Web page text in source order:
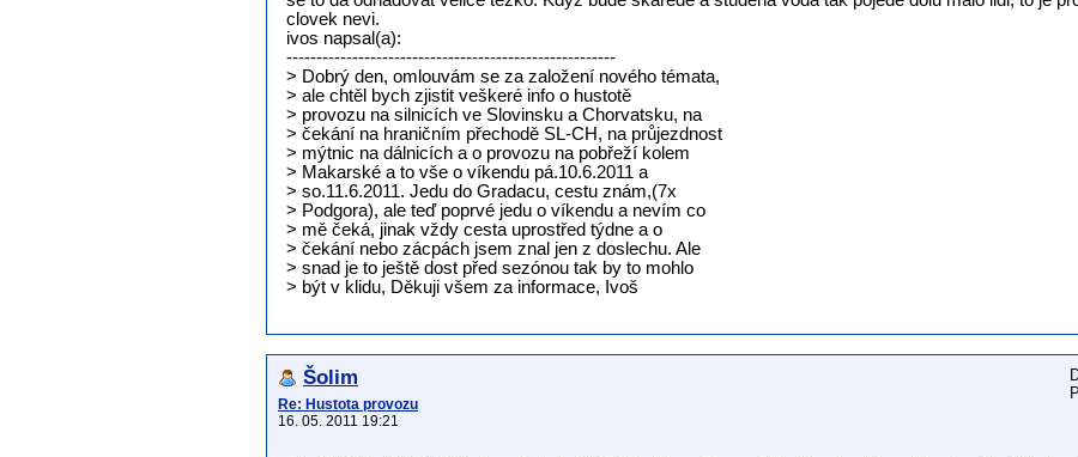
clovek nevi.
ivos napsal(a):
-------------------------------------------------------
> Dobrý den, omlouvám se za založení nového témata,
> ale chtěl bych zjistit veškeré info o hustotě
> provozu na silnicích ve Slovinsku a Chorvatsku, na
> čekání na hraničním přechodě SL-CH, na průjezdnost
> mýtnic na dálnicích a o provozu na pobřeží kolem
> Makarské a to vše o víkendu pá.10.6.2011 a
> so.11.6.2011. Jedu do Gradacu, cestu znám,(7x
> Podgora), ale teď poprvé jedu o víkendu a nevím co
> mě čeká, jinak vždy cesta uprostřed týdne a o
> čekání nebo zácpách jsem znal jen z doslechu. Ale
> snad je to ještě dost před sezónou tak by to mohlo
> být v klidu, Děkuji všem za informace, Ivoš
Šolim
Re: Hustota provozu
16. 05. 2011 19:21